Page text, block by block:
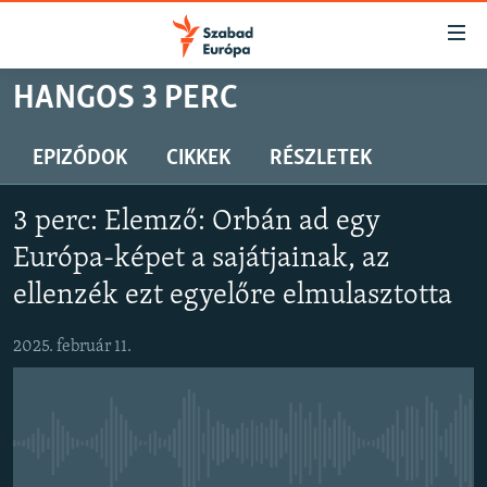
Akadálymentes
Ugrás
oldalra
tartalomjegyzékre
Ugrás
AKTUÁLIS
VIDEÓK
ELEMZŐ
SZABADON
HANGOS 3 PERC
EPIZÓDOK CIKKEK RÉSZLETEK
3 perc: Elemző: Orbán ad egy
Európa-képet a sajátjainak, az
ellenzék ezt egyelőre elmulasztotta
2025. február 11.